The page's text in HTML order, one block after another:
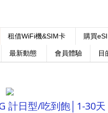
租借WiFi機&SIM卡 購買
最新動態 會員體驗 目
計日型/吃到飽│1-30天